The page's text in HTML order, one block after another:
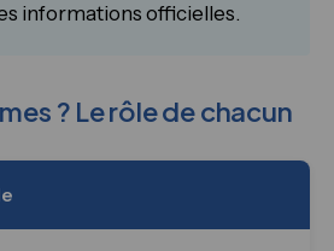
informations officielles.
? Le rôle de chacun